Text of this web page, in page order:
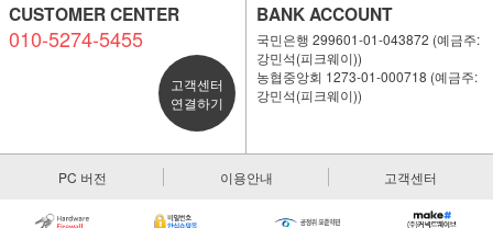
CUSTOMER CENTER
010-5274-5455
고객센터
연결하기
BANK ACCOUNT
국민은행 299601-01-043872 (예금주:
강민석(피크웨이))
농협중앙회 1273-01-000718 (예금주:
강민석(피크웨이))
PC 버전 이용안내 고객센터